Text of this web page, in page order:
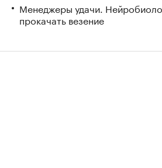
Менеджеры удачи.
прокачать везение